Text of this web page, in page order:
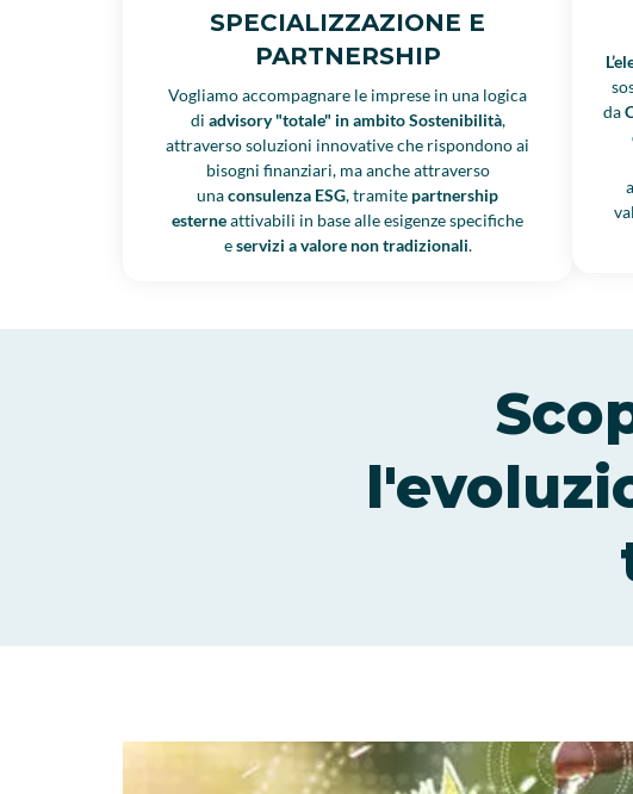
SPECIALIZZAZIONE E
PARTNERSHIP
Vogliamo accompagnare le imprese in una logica
di advisory "totale" in ambito Sostenibilità,
attraverso soluzioni innovative che rispondono ai
bisogni finanziari, ma anche attraverso
unaconsulenza ESG, tramite partnership
esterneattivabili in base alle esigenze specifiche
eservizi a valore non tradizionali.
da